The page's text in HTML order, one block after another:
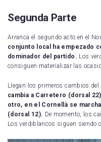
Segunda Parte
Arranca el segundo acto en el
conjunto local ha empezado
dominador del partido. Los
consiguen materializar las
Llegan los primeros cambios del
cambia a Carretero (dorsal
otro, en el Cornellà se
(dorsal 12). De momento, los
Los verdiblancos siguen siendo